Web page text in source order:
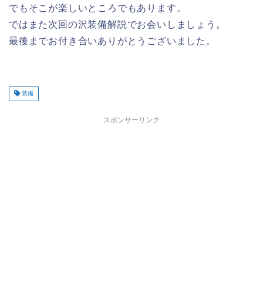
でもそこが楽しいところでもあります。
ではまた次回の沢装備解説でお会いしましょう。
最後までお付き合いありがとうございました。
装備
スポンサーリンク